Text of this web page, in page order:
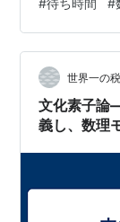
かを簡単なモ
彦が混雑する
ロゲリスト的
タイパが悪い
#待ち時間 #
世界一の
文化素子論
義し、数理
Prototype
Elements )